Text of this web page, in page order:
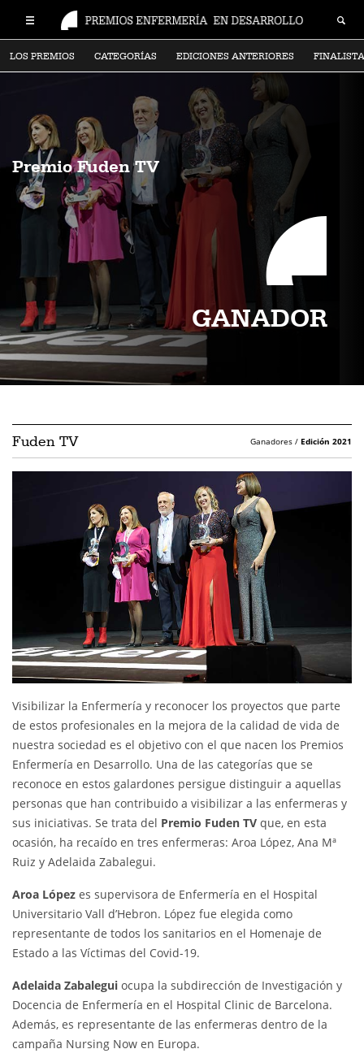
LOS PREMIOS CATEGORÍAS EDICIONES ANTERIORES
Premio Fuden TV
GANADOR
Fuden TV Ganadores / Edición 2021
Visibilizar la Enfermería y reconocer los proyectos que parte
de estos profesionales en la mejora de la calidad de vida de
nuestra sociedad es el objetivo con el que nacen los Premios
Enfermería en Desarrollo. Una de las categorías que se
reconoce en estos galardones persigue distinguir a aquellas
personas que han contribuido a visibilizar a las enfermeras y
sus iniciativas. Se trata del Premio Fuden TV que, en esta
ocasión, ha recaído en tres enfermeras: Aroa López, Ana Mª
Ruiz y Adelaida Zabalegui.
Aroa López es supervisora de Enfermería en el Hospital
Universitario Vall d’Hebron. López fue elegida como
representante de todos los sanitarios en el Homenaje de
Estado a las Víctimas del Covid-19.
Adelaida Zabalegui ocupa la subdirección de Investigación y
Docencia de Enfermería en el Hospital Clinic de Barcelona.
Además, es representante de las enfermeras dentro de la
campaña Nursing Now en Europa.